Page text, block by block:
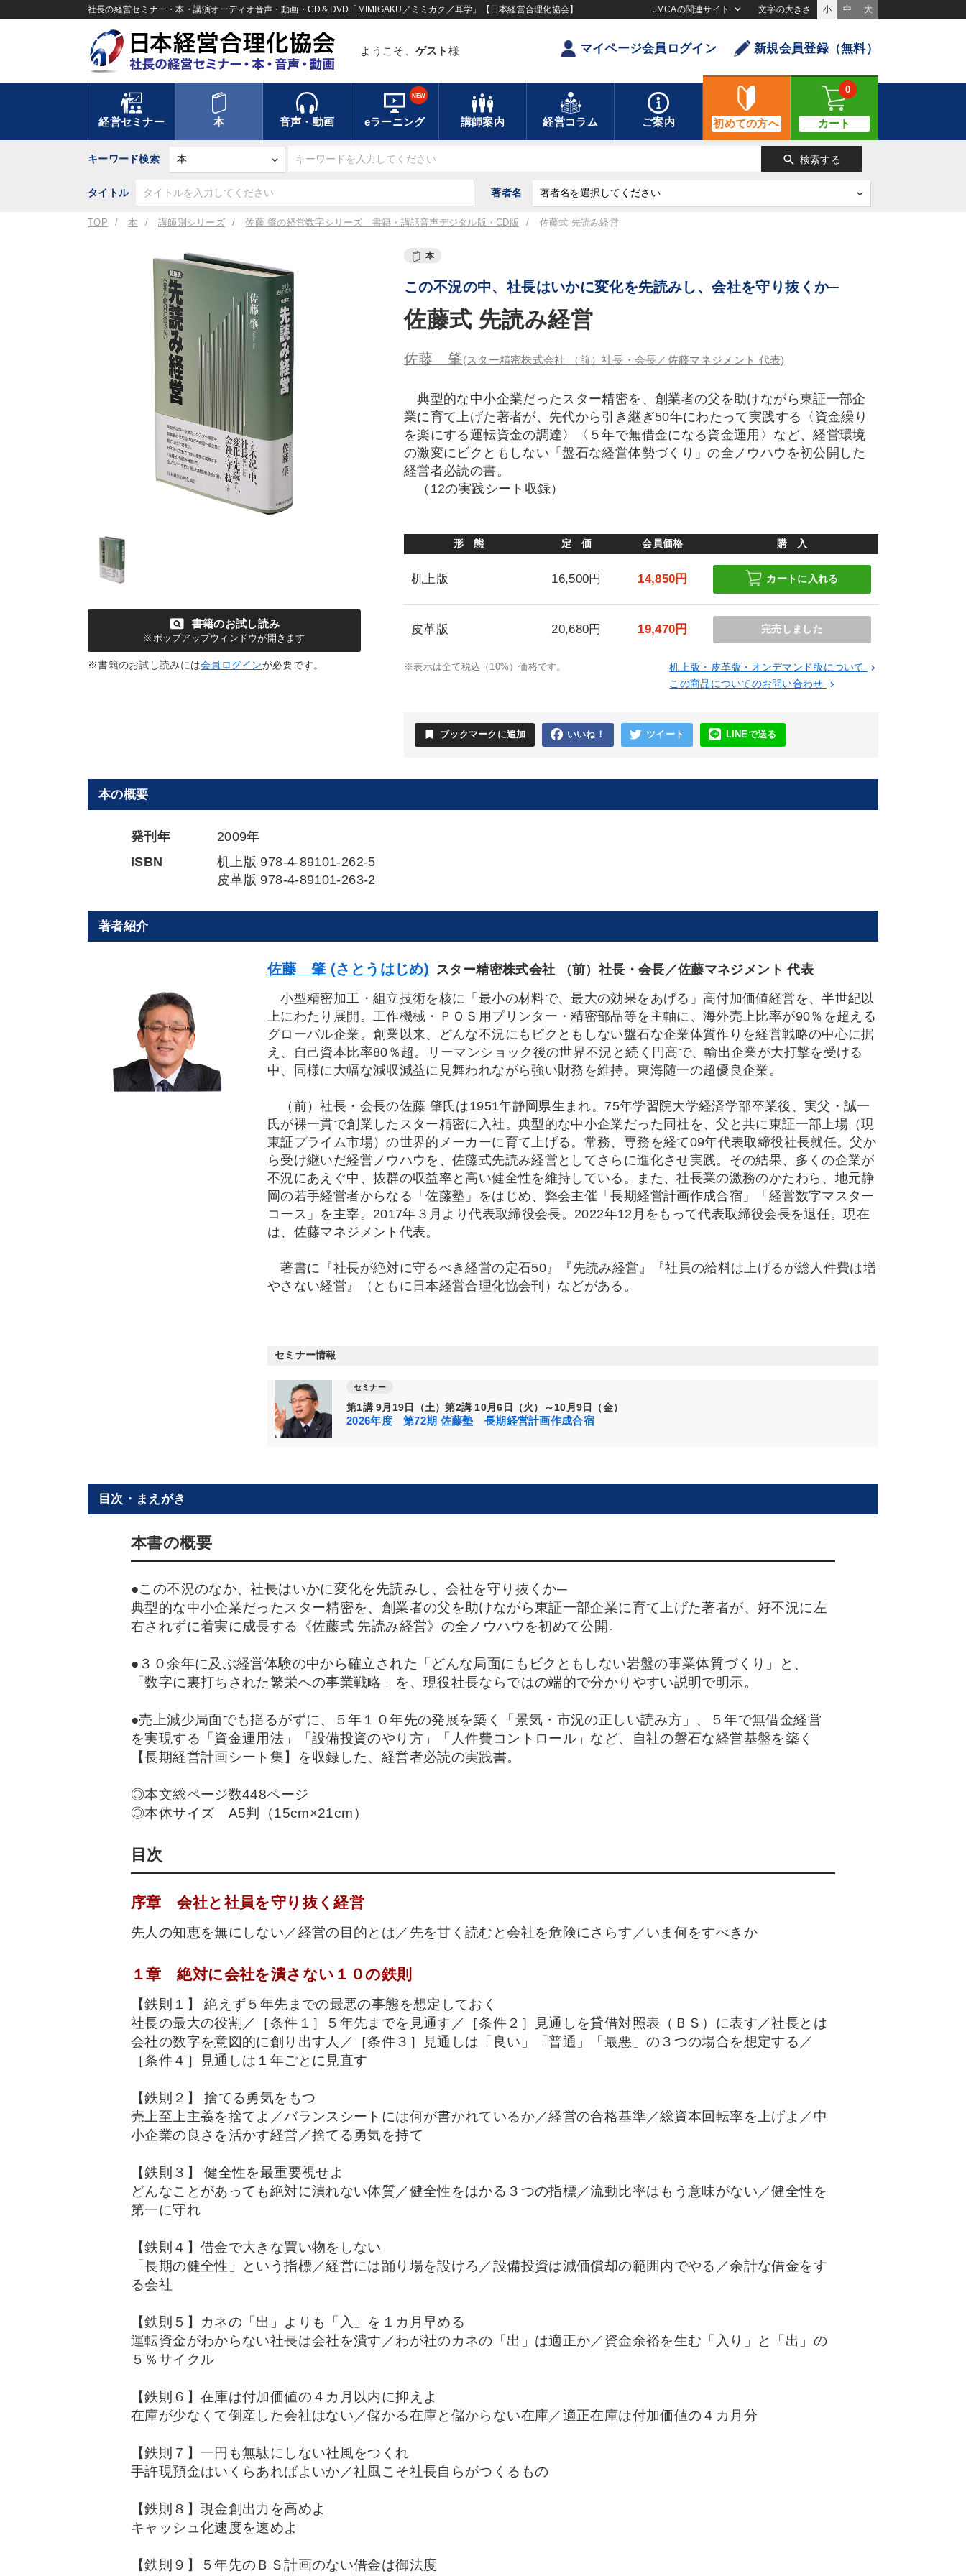
社長の経営セミナー・本・講演オーディオ音声・動画・CD＆DVD「MIMIGAKU／ミミガク／耳学」【日本経営合理化協会】 JMCAの関連サイト 文字の大きさ 小 中 大
ようこそ、 ゲスト 様 マイページ会員ログイン 新規会員登録（無料）
経営セミナー 本 音声・動画 eラーニング
NEW
講師案内 経営コラム ご案内 初めての方へ カート
0
キーワード検索 search 検索する
タイトル 著者名
TOP 本 講師別シリーズ 佐藤 肇の経営数字シリーズ 書籍・講話音声デジタル版・CD版 佐藤式 先読み経営
pageview 書籍のお試し読み
※ポップアップウィンドウが開きます
※書籍のお試し読みには会員ログインが必要です。
本
この不況の中、社長はいかに変化を先読みし、会社を守り抜くか─
佐藤式 先読み経営
佐藤 肇(スター精密株式会社 （前）社長・会長／佐藤マネジメント 代表)
典型的な中小企業だったスター精密を、創業者の父を助けながら東証一部企
業に育て上げた著者が、先代から引き継ぎ50年にわたって実践する〈資金繰り
を楽にする運転資金の調達〉〈５年で無借金になる資金運用〉など、経営環境
の激変にビクともしない「盤石な経営体勢づくり」の全ノウハウを初公開した
経営者必読の書。
（12の実践シート収録）
形 態 定 価 会員価格 購 入
机上版 16,500円 14,850円 カートに入れる
皮革版 20,680円 19,470円 完売しました
※表示は全て税込（10%）価格です。 机上版・皮革版・オンデマンド版について keyboard_arrow_right
この商品についてのお問い合わせ keyboard_arrow_right
bookmark ブックマークに追加 いいね！ ツイート LINEで送る
本の概要
発刊年
2009年
ISBN
机上版 978-4-89101-262-5
皮革版 978-4-89101-263-2
著者紹介
佐藤 肇 (さとうはじめ) スター精密株式会社 （前）社長・会長／佐藤マネジメント 代表
小型精密加工・組立技術を核に「最小の材料で、最大の効果をあげる」高付加価値経営を、半世紀以
上にわたり展開。工作機械・ＰＯＳ用プリンター・精密部品等を主軸に、海外売上比率が90％を超える
グローバル企業。創業以来、どんな不況にもビクともしない盤石な企業体質作りを経営戦略の中心に据
え、自己資本比率80％超。リーマンショック後の世界不況と続く円高で、輸出企業が大打撃を受ける
中、同様に大幅な減収減益に見舞われながら強い財務を維持。東海随一の超優良企業。
（前）社長・会長の佐藤 肇氏は1951年静岡県生まれ。75年学習院大学経済学部卒業後、実父・誠一
氏が裸一貫で創業したスター精密に入社。典型的な中小企業だった同社を、父と共に東証一部上場（現
東証プライム市場）の世界的メーカーに育て上げる。常務、専務を経て09年代表取締役社長就任。父か
ら受け継いだ経営ノウハウを、佐藤式先読み経営としてさらに進化させ実践。その結果、多くの企業が
不況にあえぐ中、抜群の収益率と高い健全性を維持している。また、社長業の激務のかたわら、地元静
岡の若手経営者からなる「佐藤塾」をはじめ、弊会主催「長期経営計画作成合宿」「経営数字マスター
コース」を主宰。2017年３月より代表取締役会長。2022年12月をもって代表取締役会長を退任。現在
は、佐藤マネジメント代表。
著書に『社長が絶対に守るべき経営の定石50』『先読み経営』『社員の給料は上げるが総人件費は増
やさない経営』（ともに日本経営合理化協会刊）などがある。
セミナー情報
セミナー
第1講 9月19日（土）第2講 10月6日（火）～10月9日（金）
2026年度 第72期 佐藤塾 長期経営計画作成合宿
目次・まえがき
本書の概要
●この不況のなか、社長はいかに変化を先読みし、会社を守り抜くか─
典型的な中小企業だったスター精密を、創業者の父を助けながら東証一部企業に育て上げた著者が、好不況に左
右されずに着実に成長する《佐藤式 先読み経営》の全ノウハウを初めて公開。
●３０余年に及ぶ経営体験の中から確立された「どんな局面にもビクともしない岩盤の事業体質づくり」と、
「数字に裏打ちされた繁栄への事業戦略」を、現役社長ならではの端的で分かりやすい説明で明示。
●売上減少局面でも揺るがずに、５年１０年先の発展を築く「景気・市況の正しい読み方」、５年で無借金経営
を実現する「資金運用法」「設備投資のやり方」「人件費コントロール」など、自社の磐石な経営基盤を築く
【長期経営計画シート集】を収録した、経営者必読の実践書。
◎本文総ページ数448ページ
◎本体サイズ A5判（15cm×21cm）
目次
序章 会社と社員を守り抜く経営
先人の知恵を無にしない／経営の目的とは／先を甘く読むと会社を危険にさらす／いま何をすべきか
１章 絶対に会社を潰さない１０の鉄則
【鉄則１】 絶えず５年先までの最悪の事態を想定しておく
社長の最大の役割／［条件１］５年先までを見通す／［条件２］見通しを貸借対照表（ＢＳ）に表す／社長とは
会社の数字を意図的に創り出す人／［条件３］見通しは「良い」「普通」「最悪」の３つの場合を想定する／
［条件４］見通しは１年ごとに見直す
【鉄則２】 捨てる勇気をもつ
売上至上主義を捨てよ／バランスシートには何が書かれているか／経営の合格基準／総資本回転率を上げよ／中
小企業の良さを活かす経営／捨てる勇気を持て
【鉄則３】 健全性を最重要視せよ
どんなことがあっても絶対に潰れない体質／健全性をはかる３つの指標／流動比率はもう意味がない／健全性を
第一に守れ
【鉄則４】借金で大きな買い物をしない
「長期の健全性」という指標／経営には踊り場を設けろ／設備投資は減価償却の範囲内でやる／余計な借金をす
る会社
【鉄則５】カネの「出」よりも「入」を１カ月早める
運転資金がわからない社長は会社を潰す／わが社のカネの「出」は適正か／資金余裕を生む「入り」と「出」の
５％サイクル
【鉄則６】在庫は付加価値の４カ月以内に抑えよ
在庫が少なくて倒産した会社はない／儲かる在庫と儲からない在庫／適正在庫は付加価値の４カ月分
【鉄則７】一円も無駄にしない社風をつくれ
手許現預金はいくらあればよいか／社風こそ社長自らがつくるもの
【鉄則８】現金創出力を高めよ
キャッシュ化速度を速めよ
【鉄則９】５年先のＢＳ計画のない借金は御法度